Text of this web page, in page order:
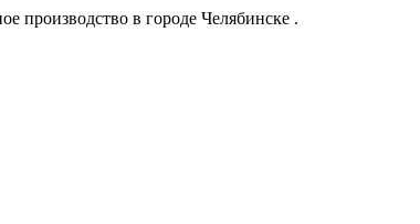
производство в городе Челябинске .